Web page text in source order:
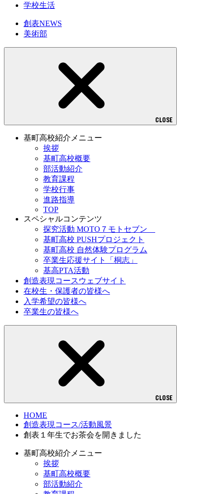
学校生活
創表NEWS
美術部
CLOSE
基町高校紹介メニュー
挨拶
基町高校概要
部活動紹介
教育課程
学校行事
進路指導
TOP
スペシャルコンテンツ
探究活動 MOTO７モトセブン
基町高校 PUSHプロジェクト
基町高校 自然体験プログラム
卒業生応援サイト「桐志」
基高PTA活動
創造表現コースウェブサイト
在校生・保護者の皆様へ
入学希望の皆様へ
卒業生の皆様へ
CLOSE
HOME
創造表現コース/活動風景
創表１年生でお茶会を開きました
基町高校紹介メニュー
挨拶
基町高校概要
部活動紹介